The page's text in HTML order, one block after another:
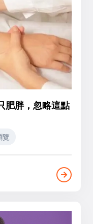
肥胖，忽略這點
覽